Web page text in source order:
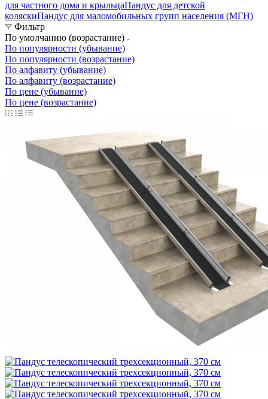
для частного дома и крыльцаПандус для детской
коляскиПандус для маломобильных групп населения (МГН)
Фильтр
По умолчанию (возрастание)
По популярности (убывание)
По популярности (возрастание)
По алфавиту (убывание)
По алфавиту (возрастание)
По цене (убывание)
По цене (возрастание)